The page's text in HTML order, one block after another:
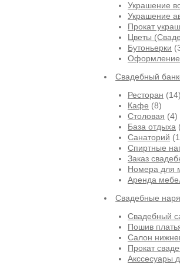
Украшение
Украшение
Прокат
Цветы
Бутоньерки
Оформление
Свадебный
Ресторан
Кафе (8)
Столовая (4)
База отдыха
Санаторий
Спиртные
Заказ
Номера для
Аренда
Свадебные
Свадебный
Пошив
Салон
Прокат
Акссесуары